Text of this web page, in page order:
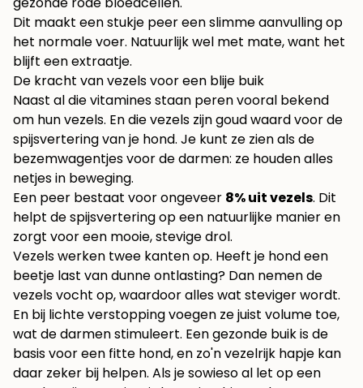
Dit maakt een stukje peer een slimme aanvulling op
het normale voer. Natuurlijk wel met mate, want het
blijft een extraatje.
De kracht van vezels voor een blije buik
Naast al die vitamines staan peren vooral bekend
om hun vezels. En die vezels zijn goud waard voor de
spijsvertering van je hond. Je kunt ze zien als de
bezemwagentjes voor de darmen: ze houden alles
netjes in beweging.
Een peer bestaat voor ongeveer 8% uit vezels. Dit
helpt de spijsvertering op een natuurlijke manier en
zorgt voor een mooie, stevige drol.
Vezels werken twee kanten op. Heeft je hond een
beetje last van dunne ontlasting? Dan nemen de
vezels vocht op, waardoor alles wat steviger wordt.
En bij lichte verstopping voegen ze juist volume toe,
wat de darmen stimuleert. Een gezonde buik is de
basis voor een fitte hond, en zo'n vezelrijk hapje kan
daar zeker bij helpen. Als je sowieso al let op een